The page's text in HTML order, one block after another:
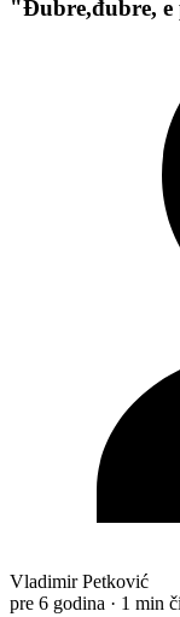
"Đubre,đubre, e
Vladimir Petković
pre 6 godina · 1 min